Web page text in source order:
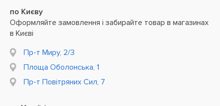
по Києву
Оформляйте замовлення і забирайте товар в магазинах
в Києві
Пр-т Миру, 2/3
Площа Оболонська, 1
Пр-т Повітряних Сил, 7